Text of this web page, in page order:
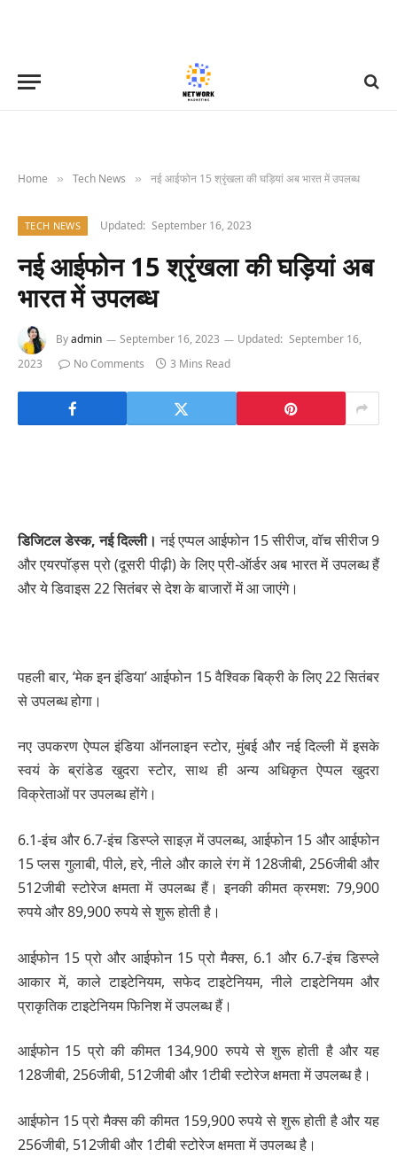
Home » Tech News » नई आईफोन 15 श्रृंखला की घड़ियां अब भारत में उपलब्ध
TECH NEWS Updated: September 16, 2023
नई आईफोन 15 श्रृंखला की घड़ियां अब
भारत में उपलब्ध
Byadmin September 16, 2023 Updated: September 16,
2023
No Comments 3 Mins Read
डिजिटल डेस्क, नई दिल्ली। नई एप्पल आईफोन 15 सीरीज, वॉच सीरीज 9
और एयरपॉड्स प्रो (दूसरी पीढ़ी) के लिए प्री-ऑर्डर अब भारत में उपलब्‍ध हैं
और ये डिवाइस 22 सितंबर से देश के बाजारों में आ जाएंगे।
पहली बार, ‘मेक इन इंडिया’ आईफोन 15 वैश्विक बिक्री के लिए 22 सितंबर
से उपलब्ध होगा।
नए उपकरण ऐप्पल इंडिया ऑनलाइन स्टोर, मुंबई और नई दिल्ली में इसके
स्वयं के ब्रांडेड खुदरा स्टोर, साथ ही अन्य अधिकृत ऐप्पल खुदरा
विक्रेताओं पर उपलब्ध होंगे।
6.1-इंच और 6.7-इंच डिस्प्ले साइज़ में उपलब्ध, आईफोन 15 और आईफोन
15 प्‍लस गुलाबी, पीले, हरे, नीले और काले रंग में 128जीबी, 256जीबी और
512जीबी स्टोरेज क्षमता में उपलब्ध हैं। इनकी कीमत क्रमश: 79,900
रुपये और 89,900 रुपये से शुरू होती है।
आईफोन 15 प्रो और आईफोन 15 प्रो मैक्‍स, 6.1 और 6.7-इंच डिस्प्ले
आकार में, काले टाइटेनियम, सफेद टाइटेनियम, नीले टाइटेनियम और
प्राकृतिक टाइटेनियम फिनिश में उपलब्ध हैं।
आईफोन 15 प्रो की कीमत 134,900 रुपये से शुरू होती है और यह
128जीबी, 256जीबी, 512जीबी और 1टीबी स्टोरेज क्षमता में उपलब्ध है।
आईफोन 15 प्रो मैक्‍स की कीमत 159,900 रुपये से शुरू होती है और यह
256जीबी, 512जीबी और 1टीबी स्टोरेज क्षमता में उपलब्ध है।